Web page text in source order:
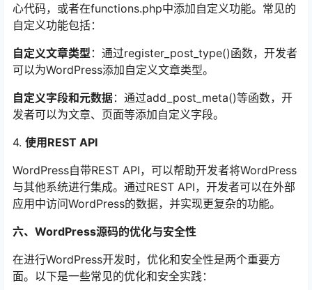
心代码，或者在functions.php中添加自定义功能。常见的
自定义功能包括：
自定义文章类型：通过register_post_type()函数，开发者
可以为WordPress添加自定义文章类型。
自定义字段和元数据：通过add_post_meta()等函数，开
发者可以为文章、页面等添加自定义字段。
4. 使用REST API
WordPress自带REST API，可以帮助开发者将WordPress
与其他系统进行集成。通过REST API，开发者可以在外部
应用中访问WordPress的数据，并实现更复杂的功能。
六、WordPress源码的优化与安全性
在进行WordPress开发时，优化和安全性是两个重要方
面。以下是一些常见的优化和安全实践：